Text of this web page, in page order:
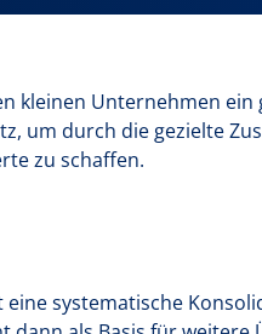
kleinen Unternehmen
um durch die gezielte
zu schaffen.
systematische